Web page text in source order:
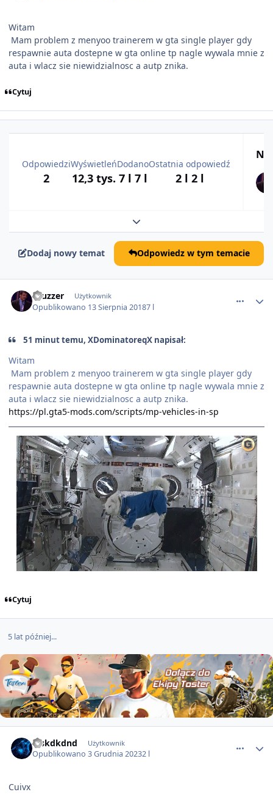
Witam
Mam problem z menyoo trainerem w gta single player gdy
respawnie auta dostepne w gta online tp nagle wywala mnie z
auta i wlacz sie niewidzialnosc a autp znika.
Cytuj
Odpowiedzi
2
Wyświetleń
12,3 tys.
Dodano
7 l 7 l
Ostatnia odpowiedź
2 l 2 l
Rozwiń podsumowanie tematu
Dodaj nowy temat Odpowiedz w tym temacie
Cruzzer Użytkownik
Opublikowano 13 Sierpnia 20187 l
51 minut temu, XDominatoreqX napisał:
Witam
Mam problem z menyoo trainerem w gta single player gdy
respawnie auta dostepne w gta online tp nagle wywala mnie z
auta i wlacz sie niewidzialnosc a autp znika.
https://pl.gta5-mods.com/scripts/mp-vehicles-in-sp
Cytuj
5 lat później...
Vjskdkdnd Użytkownik
Opublikowano3 Grudnia 20232 l
Cuivx